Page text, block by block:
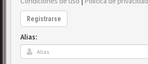
Registrarse
Alias: